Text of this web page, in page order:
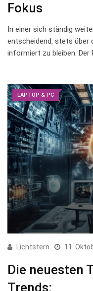
Fokus
In einer sich ständig
entscheidend, ⁤stets über
informiert zu bleiben. Der
LAPTOP & PC
Lichtstern 11.
Die neuesten
Trends: